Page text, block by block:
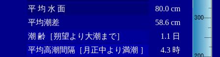
平 均 水 面
80.0 cm
平均潮差
58.6 cm
潮 齢［朔望より大潮まで］
1.1 日
平均高潮間隔［月正中より満潮 ］
4.3 時